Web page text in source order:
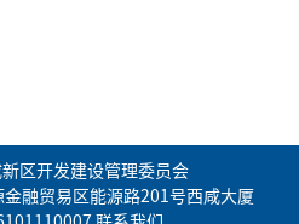
区开发建设管理委员会
融贸易区能源路201号西咸大厦